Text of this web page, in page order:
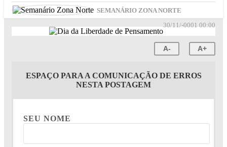
SEMANÁRIO ZONA NORTE
30/11/-0001 00:00
A- A+
ESPAÇO PARA A COMUNICAÇÃO DE ERROS
NESTA POSTAGEM
SEU NOME